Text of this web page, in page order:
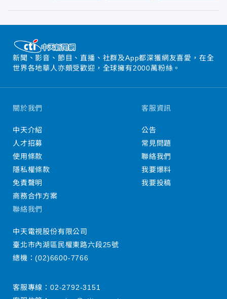
新聞、影音、節目、直播、社群及App都深獲網友喜愛，在全
世界各地華人亦頗受歡迎，全球擁有2000萬粉絲。
關於我們
中天介紹
人才招募
使用條款
隱私權條款
免責聲明
商務合作方案
客服資訊
公告
常見問題
聯絡我們
我要爆料
我要投稿
聯絡我們
中天電視股份有限公司
臺北市內湖區民權東路六段25號
總機：(02)6600-7766
客服專線： 02-2792-3151